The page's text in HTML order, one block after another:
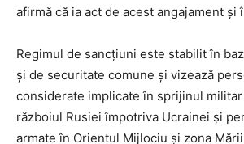
afirmă că ia act de acest angajament și
Regimul de sancțiuni este stabilit în
și de securitate comune și vizează
considerate implicate în sprijinul
războiul Rusiei împotriva Ucrainei și
armate în Orientul Mijlociu și zona